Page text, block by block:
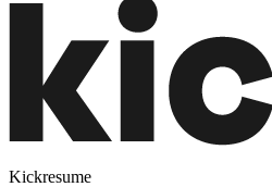
Kickresume